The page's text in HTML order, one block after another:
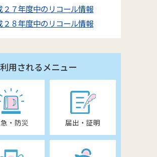
２７年度中のリコール情報
２８年度中のリコール情報
用されるメニュー
・防災 届出・証明